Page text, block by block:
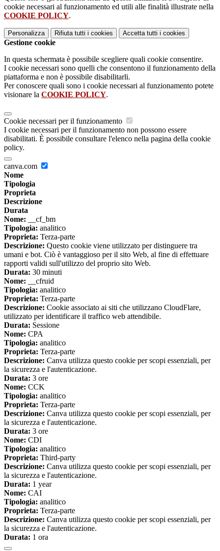
cookie necessari al funzionamento ed utili alle finalità illustrate nella
COOKIE POLICY.
Personalizza Rifiuta tutti i cookies Accetta tutti i cookies
Gestione cookie
In questa schermata è possibile scegliere quali cookie consentire.
I cookie necessari sono quelli che consentono il funzionamento della
piattaforma e non è possibile disabilitarli.
Per conoscere quali sono i cookie necessari al funzionamento potete
visionare la COOKIE POLICY.
Cookie necessari per il funzionamento
I cookie necessari per il funzionamento non possono essere
disabilitati. È possibile consultare l'elenco nella pagina della cookie
policy.
canva.com
Nome
Tipologia
Proprieta
Descrizione
Durata
Nome: __cf_bm
Tipologia: analitico
Proprieta: Terza-parte
Descrizione: Questo cookie viene utilizzato per distinguere tra
umani e bot. Ciò è vantaggioso per il sito Web, al fine di effettuare
rapporti validi sull'utilizzo del proprio sito Web.
Durata: 30 minuti
Nome: __cfruid
Tipologia: analitico
Proprieta: Terza-parte
Descrizione: Cookie associato ai siti che utilizzano CloudFlare,
utilizzato per identificare il traffico web attendibile.
Durata: Sessione
Nome: CPA
Tipologia: analitico
Proprieta: Terza-parte
Descrizione: Canva utilizza questo cookie per scopi essenziali, per
la sicurezza e l'autenticazione.
Durata: 3 ore
Nome: CCK
Tipologia: analitico
Proprieta: Terza-parte
Descrizione: Canva utilizza questo cookie per scopi essenziali, per
la sicurezza e l'autenticazione.
Durata: 3 ore
Nome: CDI
Tipologia: analitico
Proprieta: Third-party
Descrizione: Canva utilizza questo cookie per scopi essenziali, per
la sicurezza e l'autenticazione.
Durata: 1 year
Nome: CAI
Tipologia: analitico
Proprieta: Terza-parte
Descrizione: Canva utilizza questo cookie per scopi essenziali, per
la sicurezza e l'autenticazione.
Durata: 1 ora